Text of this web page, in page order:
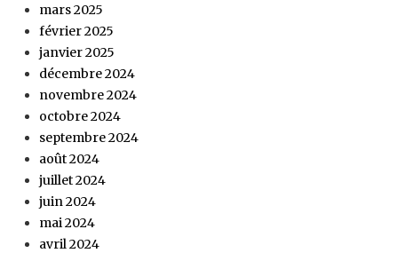
mars 2025
février 2025
janvier 2025
décembre 2024
novembre 2024
octobre 2024
septembre 2024
août 2024
juillet 2024
juin 2024
mai 2024
avril 2024